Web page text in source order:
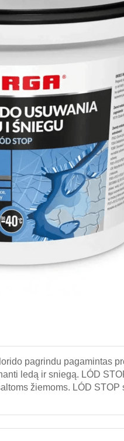
pagrindu pagamintas
ledą ir sniegą. LÓD
žiemoms. LÓD